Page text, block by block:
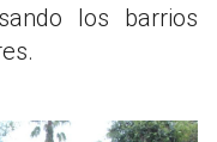
los barrios